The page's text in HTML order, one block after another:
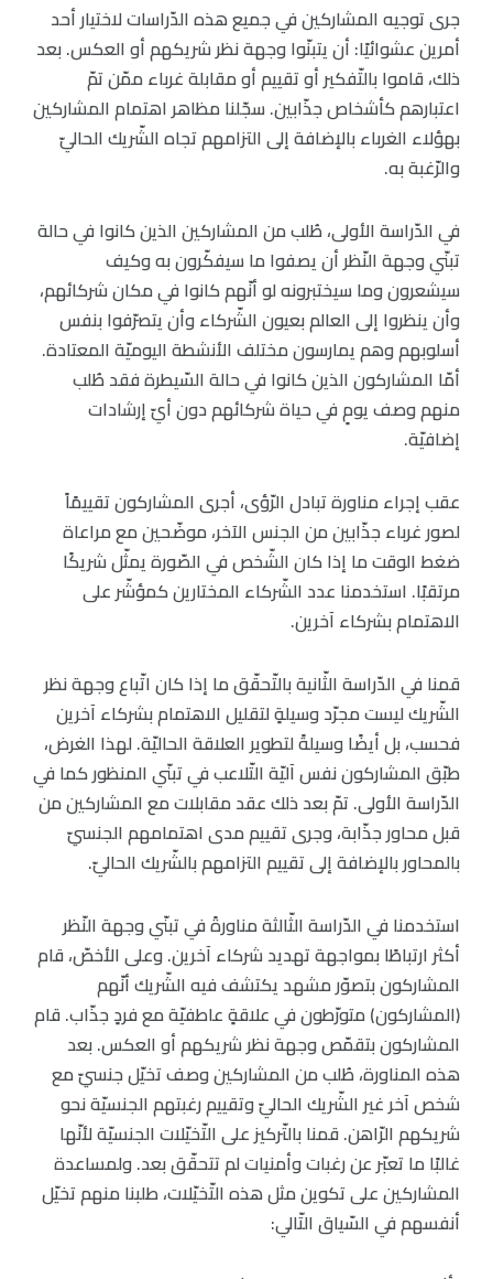
جرى توجيه المشاركين في جميع هذه الدّراسات لاختيار أحد
أمرين عشوائيًا: أن يتبنّوا وجهة نظر شريكهم أو العكس. بعد
ذلك، قاموا بالتّفكير أو تقييم أو مقابلة غرباء ممّن تمّ
اعتبارهم كأشخاص جذّابين. سجّلنا مظاهر اهتمام المشاركين
بهؤلاء الغرباء بالإضافة إلى التزامهم تجاه الشّريك الحاليّ
والرّغبة به.
في الدّراسة الأولى، طُلب من المشاركين الذين كانوا في حالة
تبنّي وجهة النّظر أن يصفوا ما سيفكّرون به وكيف
سيشعرون وما سيختبرونه لو أنّهم كانوا في مكان شركائهم،
وأن ينظروا إلى العالم بعيون الشّركاء وأن يتصرّفوا بنفس
أسلوبهم وهم يمارسون مختلف الأنشطة اليوميّة المعتادة.
أمّا المشاركون الذين كانوا في حالة السّيطرة فقد طُلب
منهم وصف يومٍ في حياة شركائهم دون أيّ إرشادات
إضافيّة.
عقب إجراء مناورة تبادل الرّؤى، أجرى المشاركون تقييمًاً
لصور غرباء جذّابين من الجنس الآخر، موضّحين مع مراعاة
ضغط الوقت ما إذا كان الشّخص في الصّورة يمثّل شريكًا
مرتقبًا. استخدمنا عدد الشّركاء المختارين كمؤشّر على
الاهتمام بشركاء آخرين.
قمنا في الدّراسة الثّانية بالتّحقّق ما إذا كان اتّباع وجهة نظر
الشّريك ليست مجرّد وسيلةٍ لتقليل الاهتمام بشركاء آخرين
فحسب، بل أيضًا وسيلةً لتطوير العلاقة الحاليّة. لهذا الغرض،
طبّق المشاركون نفس آليّة التّلاعب في تبنّي المنظور كما في
الدّراسة الأولى. تمّ بعد ذلك عقد مقابلات مع المشاركين من
قبل محاور جذّابة، وجرى تقييم مدى اهتمامهم الجنسيّ
بالمحاور بالإضافة إلى تقييم التزامهم بالشّريك الحاليّ.
استخدمنا في الدّراسة الثّالثة مناورةً في تبنّي وجهة النّظر
أكثر ارتباطًا بمواجهة تهديد شركاء آخرين. وعلى الأخصّ، قام
المشاركون بتصوّر مشهد يكتشف فيه الشّريك أنّهم
(المشاركون) متورّطون في علاقةٍ عاطفيّة مع فردٍ جذّاب. قام
المشاركون بتقمّص وجهة نظر شريكهم أو العكس. بعد
هذه المناورة، طُلب من المشاركين وصف تخيّل جنسيّ مع
شخص آخر غير الشّريك الحاليّ وتقييم رغبتهم الجنسيّة نحو
شريكهم الرّاهن. قمنا بالتّركيز على التّخيّلات الجنسيّة لأنّها
غالبًا ما تعبّر عن رغبات وأمنيات لم تتحقّق بعد. ولمساعدة
المشاركين على تكوين مثل هذه التّخيّلات، طلبنا منهم تخيّل
أنفسهم في السّياق التّالي: